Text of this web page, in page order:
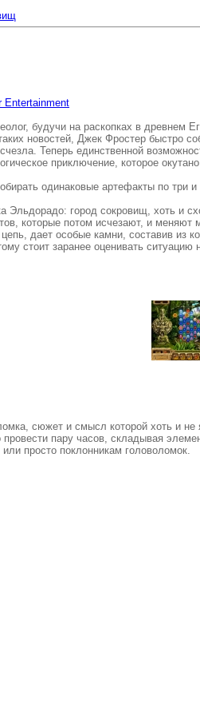
Entertainment
будучи на раскопках в древнем
новостей, Джек Фростер быстро
Теперь единственной
приключение, которое
одинаковые артефакты по три
Эльдорадо: город сокровищ, хоть и
которые потом исчезают, и
дает особые камни, составив
стоит заранее оценивать
сюжет и смысл которой хоть и
пару часов, складывая
просто поклонникам головоломок.